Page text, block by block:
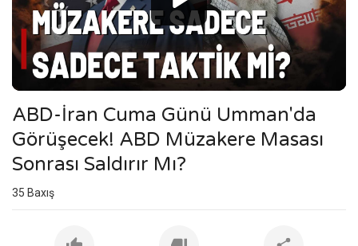
ABD-İran Cuma Günü Umman'da
Görüşecek! ABD Müzakere Masası
Sonrası Saldırır Mı?
35 Baxış